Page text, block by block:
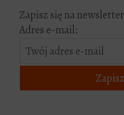
Zapisz się na newsletter
Adres e-mail: